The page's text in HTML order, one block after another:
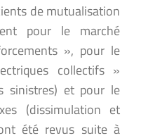
de mutualisation
pour le marché
», pour le
collectifs »
sinistres) et pour le
(dissimulation et
été revus suite à